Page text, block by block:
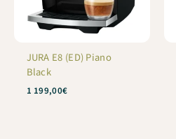
JURA E8 (ED) Piano
Black
1 199,00€